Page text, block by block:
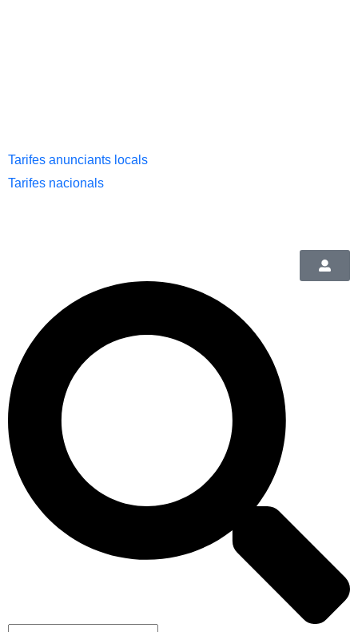
Tarifes anunciants locals
Tarifes nacionals